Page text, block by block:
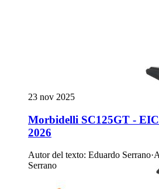
23 nov 2025
Morbidelli SC125GT -
2026
Autor del texto: Eduardo Serrano·
Serrano